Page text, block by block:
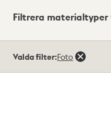
Visningsläge
Filtrera materialtyper
träffar
Valda filter:Foto